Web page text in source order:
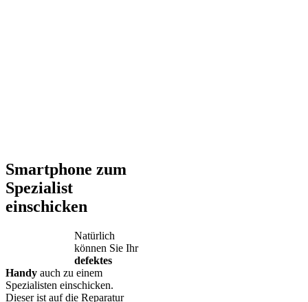
Smartphone zum
Spezialist
einschicken
Natürlich
können Sie Ihr
defektes
Handy auch zu einem
Spezialisten einschicken.
Dieser ist auf die Reparatur